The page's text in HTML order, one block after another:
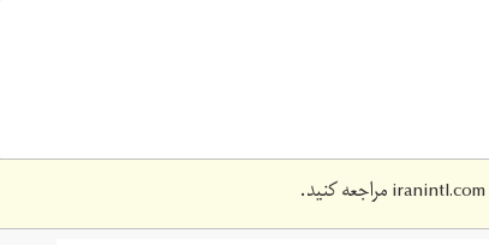
iranintl.comمراجعه کنید.